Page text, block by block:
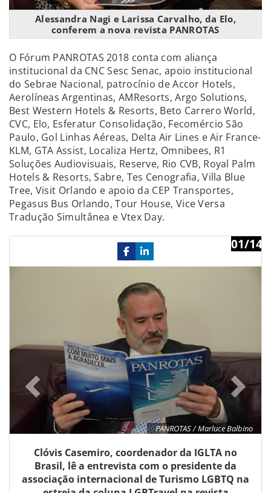
Alessandra Nagi e Larissa Carvalho, da Elo,
conferem a nova revista PANROTAS
O Fórum PANROTAS 2018 conta com aliança
institucional da CNC Sesc Senac, apoio institucional
do Sebrae Nacional, patrocínio de Accor Hotels,
Aerolíneas Argentinas, AMResorts, Argo Solutions,
Best Western Hotels & Resorts, Beto Carrero World,
CVC, Elo, Esferatur Consolidação, Fecomércio São
Paulo, Gol Linhas Aéreas, Delta Air Lines e Air France-
KLM, GTA Assist, Localiza Hertz, Omnibees, R1
Soluções Audiovisuais, Reserve, Rio CVB, Royal Palm
Hotels & Resorts, Sabre, Tes Cenografia, Villa Blue
Tree, Visit Orlando e apoio da CEP Transportes,
Pegasus Bus Orlando, Tour House, Vice Versa
Tradução Simultânea e Vtex Day.
PANROTAS / Marluce Balbino
01/14
Clóvis Casemiro, coordenador da IGLTA no
Brasil, lê a entrevista com o presidente da
associação internacional de Turismo LGBTQ na
Previous